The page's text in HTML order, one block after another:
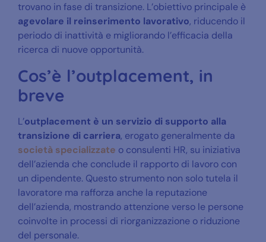
trovano in fase di transizione. L’obiettivo principale è
agevolare il reinserimento lavorativo, riducendo il
periodo di inattività e migliorando l’efficacia della
ricerca di nuove opportunità.
Cos’è l’outplacement, in
breve
L’outplacement è un servizio di supporto alla
transizione di carriera, erogato generalmente da
società specializzate o consulenti HR, su iniziativa
dell’azienda che conclude il rapporto di lavoro con
un dipendente. Questo strumento non solo tutela il
lavoratore ma rafforza anche la reputazione
dell’azienda, mostrando attenzione verso le persone
coinvolte in processi di riorganizzazione o riduzione
del personale.